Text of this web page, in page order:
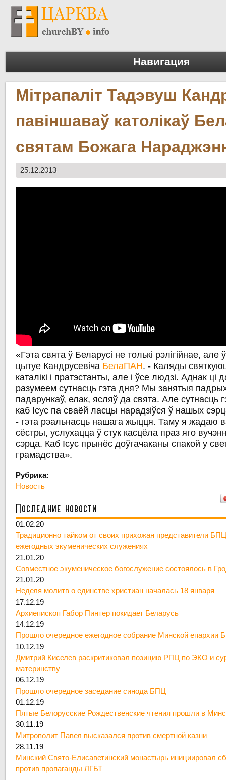
Навигация
Мітрапаліт Тадэвуш
павіншаваў католікаў
святам Божага
25.12.2013
«Гэта свята ў Беларусі не толькі рэлігійнае, але
цытуе Кандрусевіча БелаПАН. - Каляды
каталікі і пратэстанты, але і ўсе людзі. Аднак
разумеем сутнасць гэта дня? Мы занятыя
падарункаў, елак, ясляў да свята. Але сутнасць
каб Ісус па сваёй ласцы нарадзіўся ў нашых
- гэта рэальнасць нашага жыцця. Таму я жадаю
сёстры, услухацца ў стук касцёла праз яго
сэрца. Каб Ісус прынёс доўгачаканы спакой у
грамадства».
Рубрика:
Новость
Последние новости
01.02.20
Традиционно тайком от своих прихожан представители
ежегодных экуменических служениях
21.01.20
Совместное экуменическое богослужение состоялось в
21.01.20
Неделя молитв о единстве христиан началась 18 января
17.12.19
Архиепископ Габор Пинтер покидает Беларусь
14.12.19
Прошло очередное ежегодное собрание Минской епархии
10.12.19
Дмитрий Киселев раскритиковал позицию РПЦ по ЭКО и
материнству
06.12.19
Прошло очередное заседание синода БПЦ
01.12.19
Пятые Белорусские Рождественские чтения прошли в
30.11.19
Митрополит Павел высказался против смертной казни
28.11.19
Минский Свято-Елисаветинский монастырь инициировал
против пропаганды ЛГБТ